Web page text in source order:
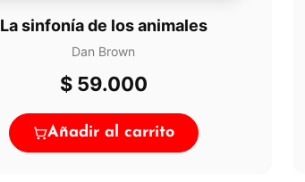
La sinfonía de los animales
Dan Brown
$59.000
Añadir al carrito